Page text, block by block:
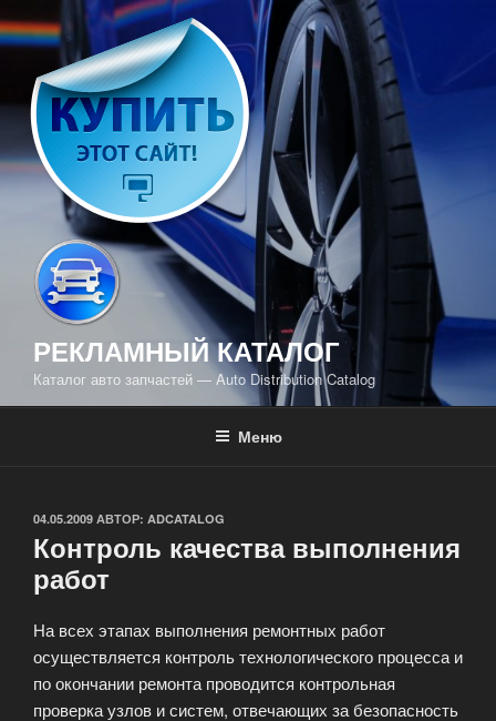
к
содержимому
РЕКЛАМНЫЙ КАТАЛОГ
Каталог авто запчастей — Auto Distribution Catalog
Меню
ОПУБЛИКОВАНО
04.05.2009 АВТОР: ADCATALOG
Контроль качества выполнения
работ
На всех этапах выполнения ремонтных работ
осуществляется контроль технологического процесса и
по окончании ремонта проводится контрольная
проверка узлов и систем, отвечающих за безопасность